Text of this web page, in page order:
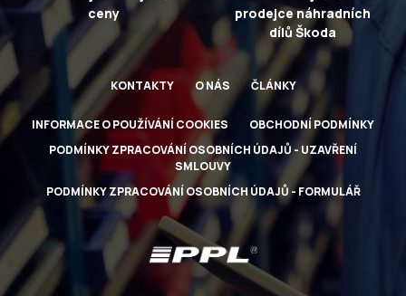
ceny
prodejce náhradních
dílů Škoda
KONTAKTY O NÁS ČLÁNKY
INFORMACE O POUŽÍVÁNÍ COOKIES
OBCHODNÍ PODMÍNKY
PODMÍNKY ZPRACOVÁNÍ OSOBNÍCH ÚDAJŮ - UZAVŘENÍ
SMLOUVY
PODMÍNKY ZPRACOVÁNÍ OSOBNÍCH ÚDAJŮ - FORMULÁŘ